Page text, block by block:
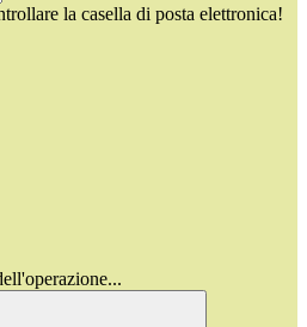
la casella di posta elettronica!